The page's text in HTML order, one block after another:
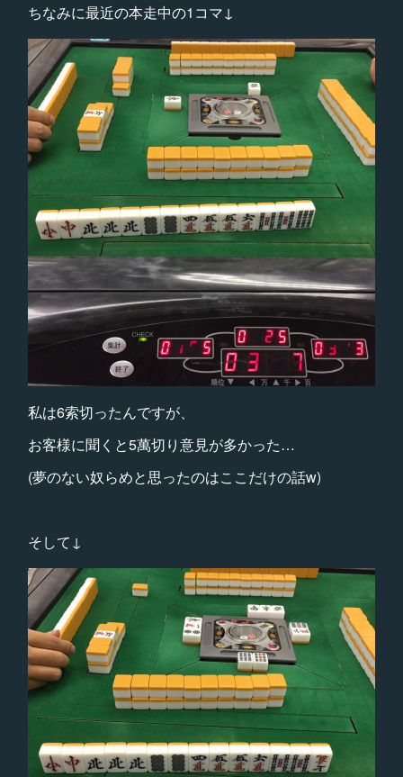
ちなみに最近の本走中の1コマ↓
私は6索切ったんですが、
お客様に聞くと5萬切り意見が多かった…
(夢のない奴らめと思ったのはここだけの話w)
そして↓